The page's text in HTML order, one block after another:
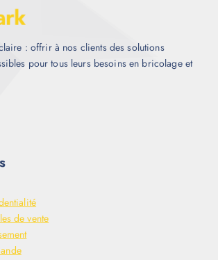
: offrir à nos clients des solutions
pour tous leurs besoins en bricolage et
de vente